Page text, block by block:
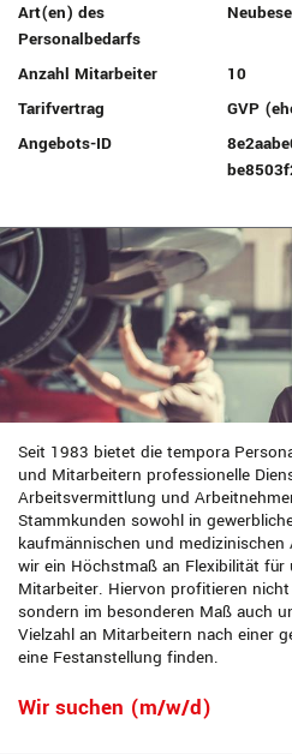
Art(en) des
Personalbedarfs
Anzahl Mitarbeiter
10
Tarifvertrag
GVP
Angebots-ID
Seit 1983 bietet die tempora
und Mitarbeitern professionelle
Arbeitsvermittlung und
Stammkunden sowohl in
kaufmännischen und
wir ein Höchstmaß an Flexibilität für
Mitarbeiter. Hiervon profitieren
sondern im besonderen Maß auch
Vielzahl an Mitarbeitern nach einer
eine Festanstellung finden.
Wir suchen (m/w/d)